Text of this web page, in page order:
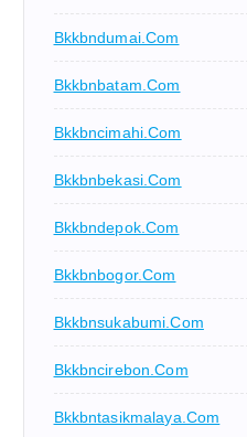
Bkkbndumai.com
Bkkbnbatam.com
Bkkbncimahi.com
Bkkbnbekasi.com
Bkkbndepok.com
Bkkbnbogor.com
Bkkbnsukabumi.com
Bkkbncirebon.com
Bkkbntasikmalaya.com